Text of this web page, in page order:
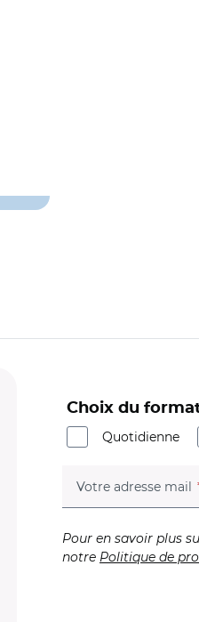
Choix du
Quotidienne
Votre adresse mail
Pour en savoir plus
notre Politique de